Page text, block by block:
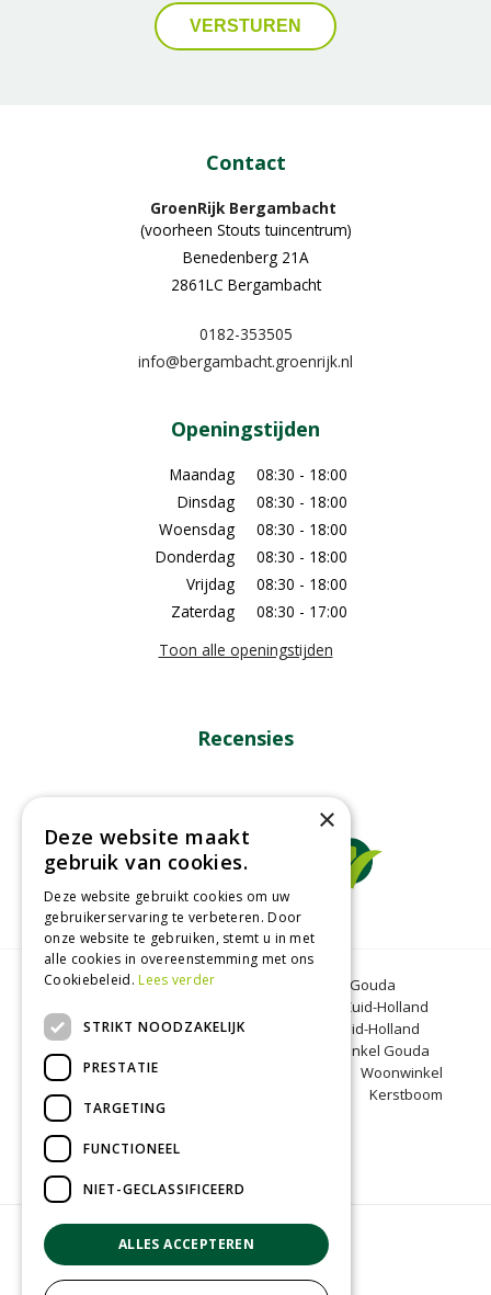
Contact
GroenRijk Bergambacht
(voorheen Stouts tuincentrum)
Benedenberg 21A
2861LC Bergambacht
0182-353505
info@bergambacht.groenrijk.nl
Openingstijden
Maandag
08:30 - 18:00
Dinsdag
08:30 - 18:00
Woensdag
08:30 - 18:00
Donderdag
08:30 - 18:00
Vrijdag
08:30 - 18:00
Zaterdag
08:30 - 17:00
Toon alle openingstijden
Recensies
Tuincentrum Gouda
Tuinmeubelen Gouda
Graszoden Zuid-Holland
Kinderboerderij Gouda
Tuincentrum Zuid-Holland
Oranjeband zaden
Dierenwinkel Gouda
BBQ Gouda
Tuinmeubelen Zuid-Holland
Woonwinkel
Zuid-Holland
Kerstboom
Bergambacht
© Groenrijk Bergambacht
Green Solutions
×
Deze website maakt
gebruik van cookies.
Deze website gebruikt cookies om uw
gebruikerservaring te verbeteren. Door
onze website te gebruiken, stemt u in met
alle cookies in overeenstemming met ons
Cookiebeleid.Lees verder
STRIKT NOODZAKELIJK
PRESTATIE
TARGETING
FUNCTIONEEL
NIET-GECLASSIFICEERD
ALLES ACCEPTEREN